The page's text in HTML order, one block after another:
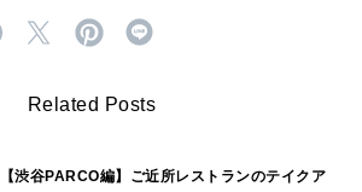
Related Posts
【渋谷PARCO編】ご近所レストランのテイクア